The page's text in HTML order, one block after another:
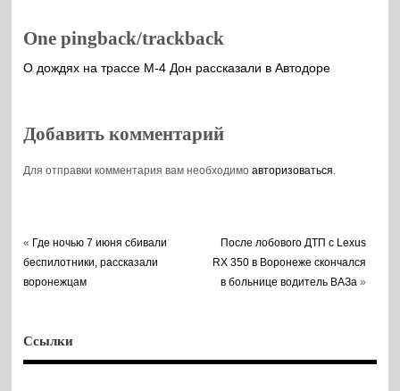
One pingback/trackback
О дождях на трассе М-4 Дон рассказали в Автодоре
Добавить комментарий
Для отправки комментария вам необходимоавторизоваться.
« Где ночью 7 июня сбивали
беспилотники, рассказали
воронежцам
После лобового ДТП с Lexus
RX 350 в Воронеже скончался
в больнице водитель ВАЗа »
Ссылки